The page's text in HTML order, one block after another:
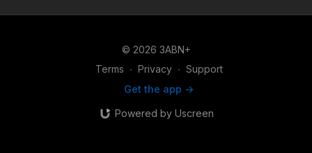
© 2026 3ABN+
Terms ∙ Privacy ∙ Support
Get the app ->
Powered by Uscreen